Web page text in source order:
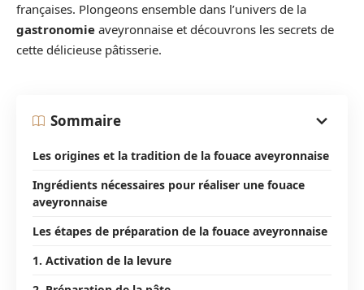
françaises. Plongeons ensemble dans l’univers de la
gastronomie aveyronnaise et découvrons les secrets de
cette délicieuse pâtisserie.
Sommaire
Les origines et la tradition de la fouace aveyronnaise
Ingrédients nécessaires pour réaliser une fouace
aveyronnaise
Les étapes de préparation de la fouace aveyronnaise
1. Activation de la levure